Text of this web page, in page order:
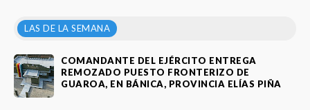
LAS DE LA SEMANA
COMANDANTE DEL EJÉRCITO ENTREGA
REMOZADO PUESTO FRONTERIZO DE
GUAROA, EN BÁNICA, PROVINCIA ELÍAS PIÑA